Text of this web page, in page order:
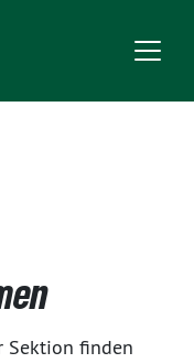
Sektion finden